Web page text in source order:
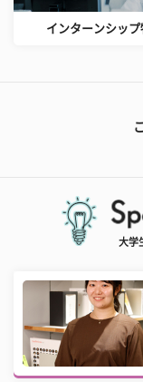
インターンシップ
大学